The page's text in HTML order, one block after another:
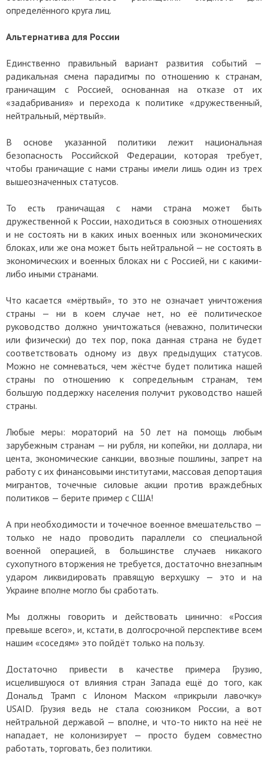
определённого круга лиц.
Альтернатива для России
Единственно правильный вариант развития событий —
радикальная смена парадигмы по отношению к странам,
граничащим с Россией, основанная на отказе от их
«задабривания» и перехода к политике «дружественный,
нейтральный, мёртвый».
В основе указанной политики лежит национальная
безопасность Российской Федерации, которая требует,
чтобы граничащие с нами страны имели лишь один из трех
вышеозначенных статусов.
То есть граничащая с нами страна может быть
дружественной к России, находиться в союзных отношениях
и не состоять ни в каких иных военных или экономических
блоках, или же она может быть нейтральной — не состоять в
экономических и военных блоках ни с Россией, ни с какими-
либо иными странами.
Что касается «мёртвый», то это не означает уничтожения
страны — ни в коем случае нет, но её политическое
руководство должно уничтожаться (неважно, политически
или физически) до тех пор, пока данная страна не будет
соответствовать одному из двух предыдущих статусов.
Можно не сомневаться, чем жёстче будет политика нашей
страны по отношению к сопредельным странам, тем
большую поддержку населения получит руководство нашей
страны.
Любые меры: мораторий на 50 лет на помощь любым
зарубежным странам — ни рубля, ни копейки, ни доллара, ни
цента, экономические санкции, ввозные пошлины, запрет на
работу с их финансовыми институтами, массовая депортация
мигрантов, точечные силовые акции против враждебных
политиков — берите пример с США!
А при необходимости и точечное военное вмешательство —
только не надо проводить параллели со специальной
военной операцией, в большинстве случаев никакого
сухопутного вторжения не требуется, достаточно внезапным
ударом ликвидировать правящую верхушку — это и на
Украине вполне могло бы сработать.
Мы должны говорить и действовать цинично: «Россия
превыше всего», и, кстати, в долгосрочной перспективе всем
нашим «соседям» это пойдёт только на пользу.
Достаточно привести в качестве примера Грузию,
исцелившуюся от влияния стран Запада ещё до того, как
Дональд Трамп с Илоном Маском «прикрыли лавочку»
USAID. Грузия ведь не стала союзником России, а вот
нейтральной державой — вполне, и что-то никто на неё не
нападает, не колонизирует — просто будем совместно
работать, торговать, без политики.